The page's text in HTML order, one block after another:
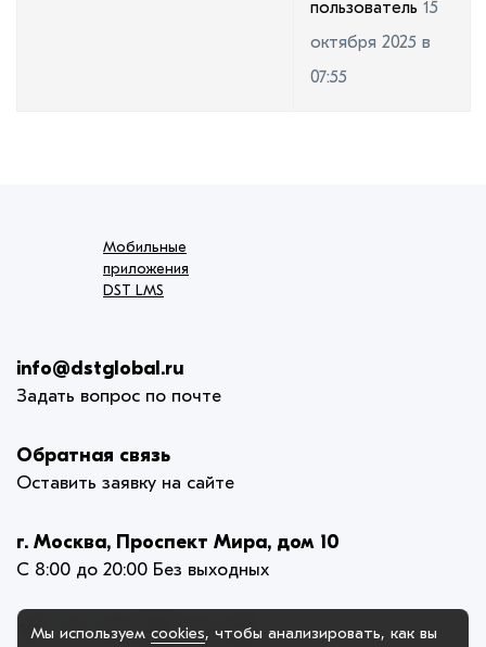
пользователь 15
октября 2025 в
07:55
Мобильные
приложения
DST LMS
info@dstglobal.ru
Задать вопрос по почте
Обратная связь
Оставить заявку на сайте
г. Москва, Проспект Мира, дом 10
С 8:00 до 20:00 Без выходных
Мы используем cookies, чтобы анализировать, как вы